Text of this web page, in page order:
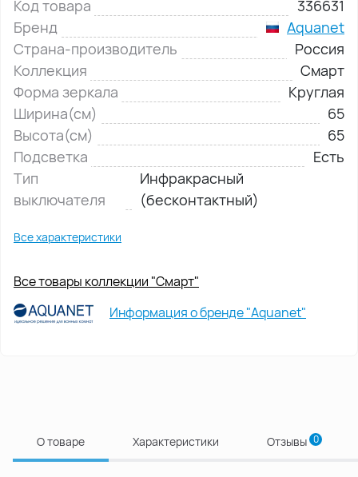
Код товара
336631
Бренд
Aquanet
Страна-производитель
Россия
Коллекция
Смарт
Форма зеркала
Круглая
Ширина(см)
65
Высота(см)
65
Подсветка
Есть
Тип
выключателя
Инфракрасный
(бесконтактный)
Все характеристики
Все товары коллекции "Смарт"
Информация о бренде "Aquanet"
О товаре Характеристики Отзывы 0